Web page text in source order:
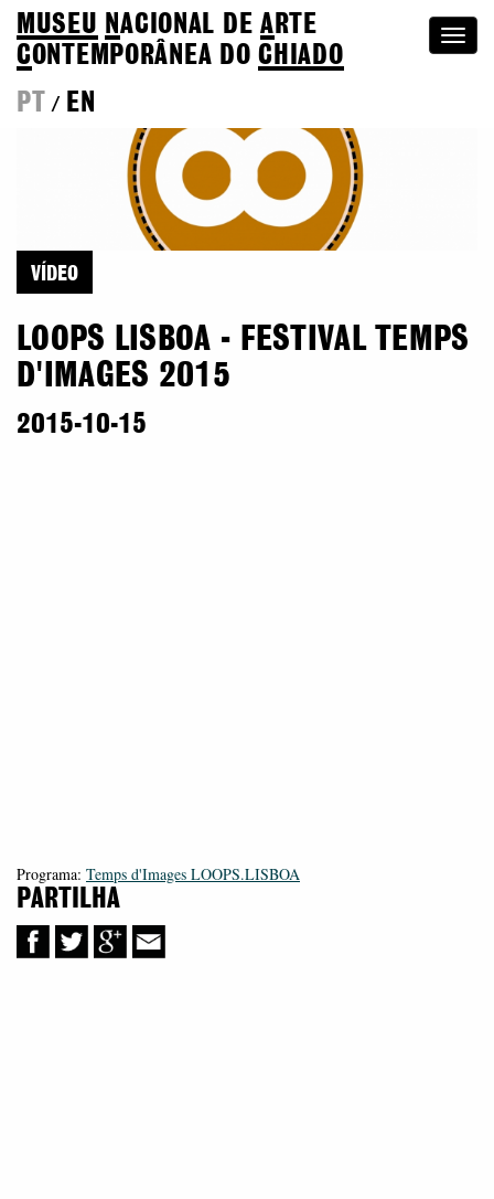
MUSEU NACIONAL DEA RTE
CONTEMPORÂNEA DOCHIADO
PT
/ EN
VÍDEO
LOOPS LISBOA - FESTIVAL TEMPS
D'IMAGES 2015
2015-10-15
Programa: Temps d'Images LOOPS.LISBOA
PARTILHA